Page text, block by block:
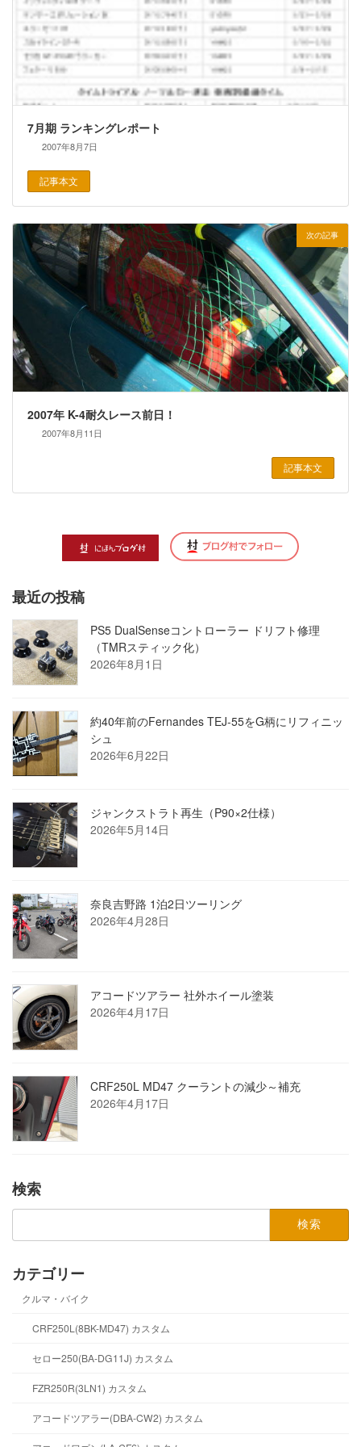
7月期 ランキングレポート
2007年8月7日
記事本文
次の記事
2007年 K-4耐久レース前日！
2007年8月11日
記事本文
最近の投稿
PS5 DualSenseコントローラー ドリフト修理
（TMRスティック化）
2026年8月1日
約40年前のFernandes TEJ-55をG柄にリフィニッ
シュ
2026年6月22日
ジャンクストラト再生（P90×2仕様）
2026年5月14日
奈良吉野路 1泊2日ツーリング
2026年4月28日
アコードツアラー 社外ホイール塗装
2026年4月17日
CRF250L MD47 クーラントの減少～補充
2026年4月17日
検索
検
カテゴリー
クルマ・バイク
CRF250L(8BK-MD47) カスタム
セロー250(BA-DG11J) カスタム
FZR250R(3LN1) カスタム
アコードツアラー(DBA-CW2) カスタム